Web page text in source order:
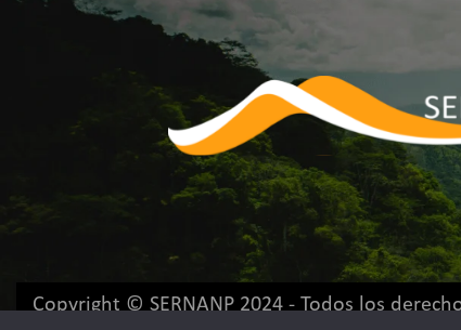
Copyright © SERNANP 2024 - Todos los